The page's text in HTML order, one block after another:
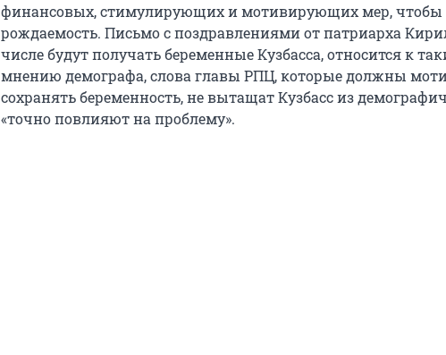
финансовых, стимулирующих и мотивирующих мер, чтобы
рождаемость. Письмо с поздравлениями от патриарха
числе будут получать беременные Кузбасса, относится к
мнению демографа, слова главы РПЦ, которые должны
сохранять беременность, не вытащат Кузбасс из
«точно повлияют на проблему».